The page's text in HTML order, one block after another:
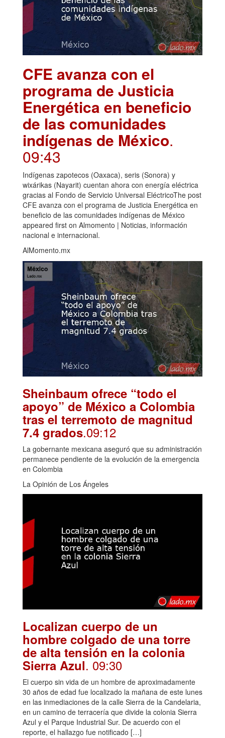
CFE avanza con el
programa de Justicia
Energética en beneficio
de las comunidades
indígenas de México.
09:43
Indígenas zapotecos (Oaxaca), seris (Sonora) y
wixárikas (Nayarit) cuentan ahora con energía eléctrica
gracias al Fondo de Servicio Universal EléctricoThe post
CFE avanza con el programa de Justicia Energética en
beneficio de las comunidades indígenas de México
appeared first on Almomento | Noticias, información
nacional e internacional.
AlMomento.mx
Sheinbaum ofrece “todo el
apoyo” de México a Colombia
tras el terremoto de magnitud
7.4 grados.09:12
La gobernante mexicana aseguró que su administración
permanece pendiente de la evolución de la emergencia
en Colombia
La Opinión de Los Ángeles
Localizan cuerpo de un
hombre colgado de una torre
de alta tensión en la colonia
Sierra Azul. 09:30
El cuerpo sin vida de un hombre de aproximadamente
30 años de edad fue localizado la mañana de este lunes
en las inmediaciones de la calle Sierra de la Candelaria,
en un camino de terracería que divide la colonia Sierra
Azul y el Parque Industrial Sur. De acuerdo con el
reporte, el hallazgo fue notificado […]